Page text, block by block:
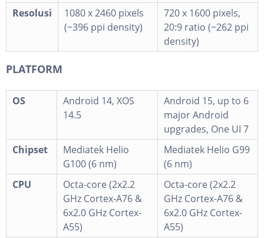
Resolusi
1080 x 2460 pixels
(~396 ppi density)
720 x 1600 pixels,
20:9 ratio (~262 ppi
density)
PLATFORM
OS
Android 14, XOS
14.5
Android 15, up to 6
major Android
upgrades, One UI 7
Chipset
Mediatek Helio
G100 (6 nm)
Mediatek Helio G99
(6 nm)
CPU
Octa-core (2x2.2
GHz Cortex-A76 &
6x2.0 GHz Cortex-
A55)
Octa-core (2x2.2
GHz Cortex-A76 &
6x2.0 GHz Cortex-
A55)